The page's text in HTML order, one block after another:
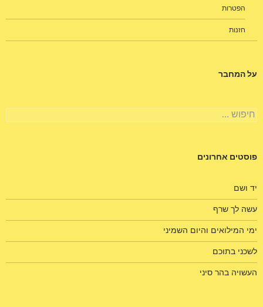
הפטרות
חזנות
על המחבר
חיפוש:
פוסטים אחרונים
יד ושם
עשה לך שרף
ימי המילואים והיום השמיני
לשכני בתוכם
העשויה בהר סיני